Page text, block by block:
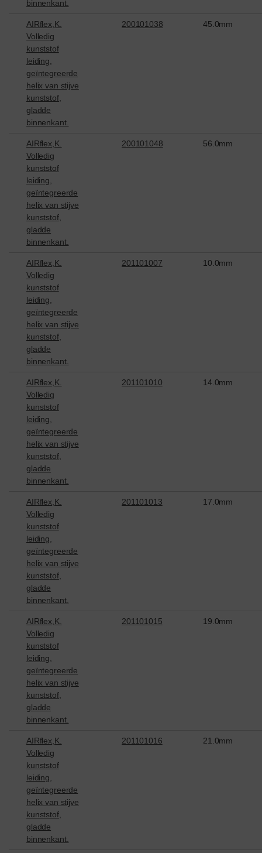
binnenkant.
AIRflex,K.
Volledig
kunststof
leiding,
geïntegreerde
helix van stijve
kunststof,
gladde
binnenkant.
200101038 45.0mm
AIRflex,K.
Volledig
kunststof
leiding,
geïntegreerde
helix van stijve
kunststof,
gladde
binnenkant.
200101048 56.0mm
AIRflex,K.
Volledig
kunststof
leiding,
geïntegreerde
helix van stijve
kunststof,
gladde
binnenkant.
201101007 10.0mm
AIRflex,K.
Volledig
kunststof
leiding,
geïntegreerde
helix van stijve
kunststof,
gladde
binnenkant.
201101010 14.0mm
AIRflex,K.
Volledig
kunststof
leiding,
geïntegreerde
helix van stijve
kunststof,
gladde
binnenkant.
201101013 17.0mm
AIRflex,K.
Volledig
kunststof
leiding,
geïntegreerde
helix van stijve
kunststof,
gladde
binnenkant.
201101015 19.0mm
AIRflex,K.
Volledig
kunststof
leiding,
geïntegreerde
helix van stijve
kunststof,
gladde
binnenkant.
201101016 21.0mm